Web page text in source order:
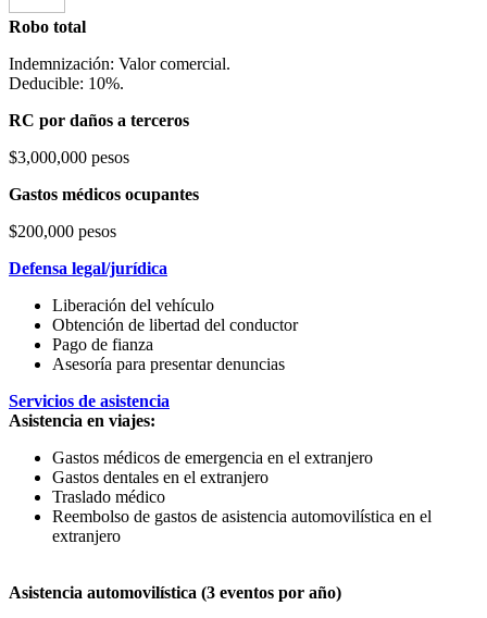
Robo total
Indemnización: Valor comercial.
Deducible: 10%.
RC por daños a terceros
$3,000,000 pesos
Gastos médicos ocupantes
$200,000 pesos
Defensa legal/jurídica
Liberación del vehículo
Obtención de libertad del conductor
Pago de fianza
Asesoría para presentar denuncias
Servicios de asistencia
Asistencia en viajes:
Gastos médicos de emergencia en el extranjero
Gastos dentales en el extranjero
Traslado médico
Reembolso de gastos de asistencia automovilística en el
extranjero
Asistencia automovilística (3 eventos por año)